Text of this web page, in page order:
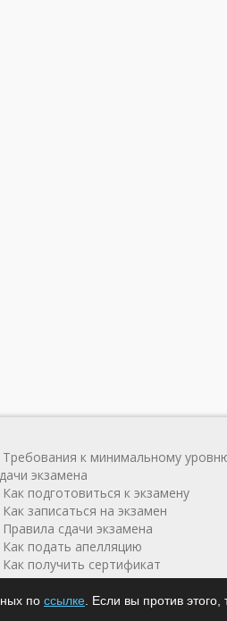
Требования к минимальному
экзамена
Как подготовиться к экзамену
Как записаться на экзамен
Правила сдачи экзамена
Как подать апелляцию
Как получить сертификат
по ссылке . Если вы против